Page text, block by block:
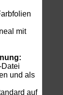
mit
und als
auf